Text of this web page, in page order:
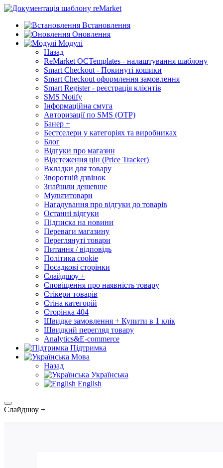
Встановлення
Оновлення
Модулі
Назад
ReMarket OCTemplates - налаштування шаблону
Smart Checkout - Покинуті кошики
Smart Checkout оформлення замовлення
Smart Register - реєстрація клієнтів
SMS Notify
Інформаційна смуга
Авторизації по SMS (OTP)
Банер +
Бестселери у категоріях та виробниках
Блог
Відгуки про магазин
Відстеження цін (Price Tracker)
Вкладки для товару
Зворотній дзвінок
Знайшли дешевше
Мультитовари
Нагадування про відгуки до товарів
Останні відгуки
Підписка на новини
Переваги магазину
Переглянуті товари
Питання / відповідь
Політика cookie
Посадкові сторінки
Слайдшоу +
Сповіщення про наявність товару
Стікери товарів
Стіна категорій
Сторінка 404
Швидке замовлення + Купити в 1 клік
Швидкий перегляд товару
Analytics&E-commerce
Підтримка
Мова
Назад
Українська
English
Слайдшоу +